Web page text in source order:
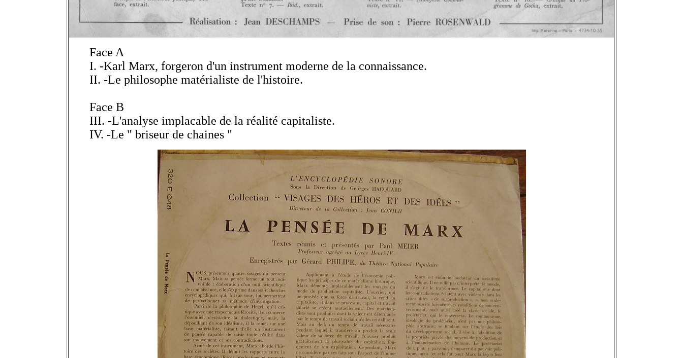
Face A
I. -Karl Marx, forgeron d'un instrument moderne de la connaissance.
II. -Le philosophe matérialiste de l'histoire.
Face B
III. -L'analyse implacable de la réalité capitaliste.
IV. -Le " briseur de chaines "